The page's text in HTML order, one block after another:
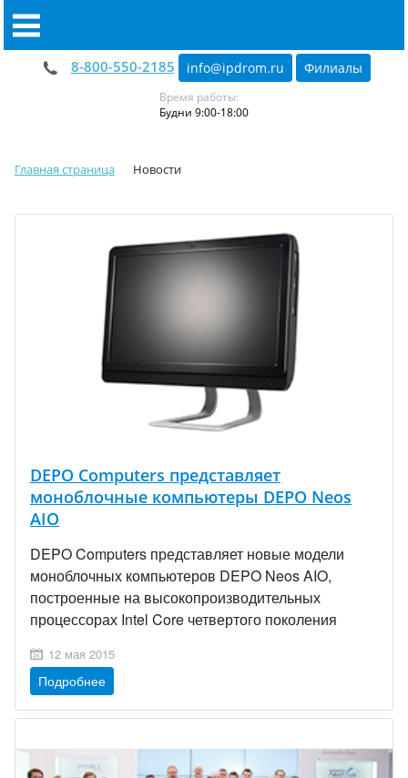
8-800-550-2185 info@ipdrom.ru Филиалы
Время работы:
Будни 9:00-18:00
Главная страница Новости
DEPO Computers представляет
моноблочные компьютеры DEPO Neos
AIO
DEPO Computers представляет новые модели
моноблочных компьютеров DEPO Neos AIO,
построенные на высокопроизводительных
процессорах Intel Core четвертого поколения
12 мая 2015
Подробнее